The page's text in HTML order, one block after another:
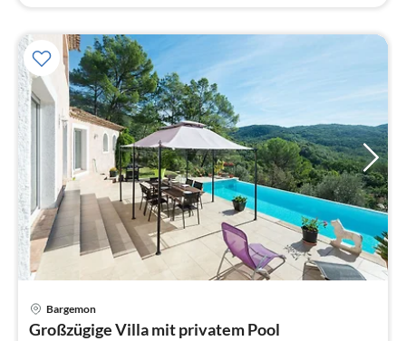
Bargemon
Großzügige Villa mit privatem Pool